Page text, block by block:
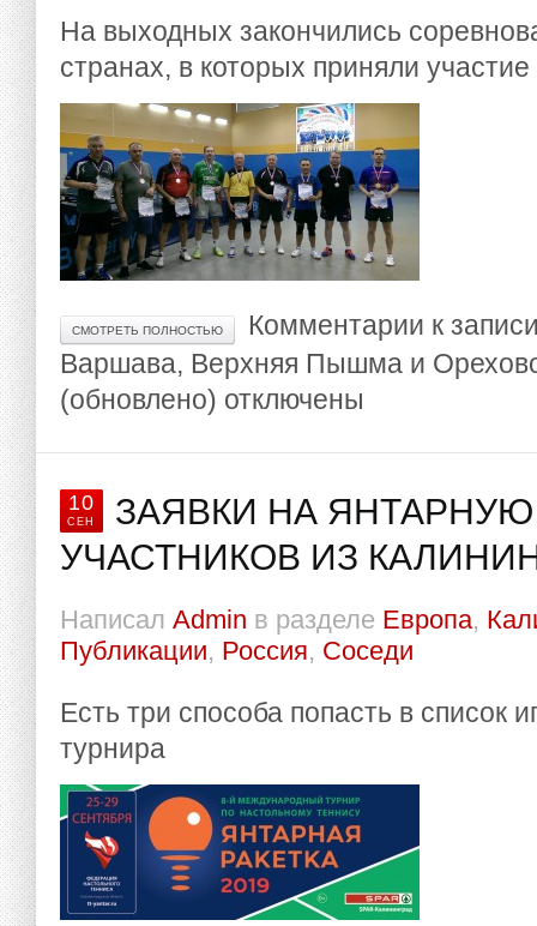
На выходных закончились
странах, в которых приняли
СМОТРЕТЬ ПОЛНОСТЬЮ Комментарии к
Варшава, Верхняя Пышма и
(обновлено) отключены
10
СЕН
ЗАЯВКИ НА ЯНТАРНУЮ
УЧАСТНИКОВ ИЗ
Написал Admin в разделе Европа,
Публикации, Россия, Соседи
Есть три способа попасть в список
турнира